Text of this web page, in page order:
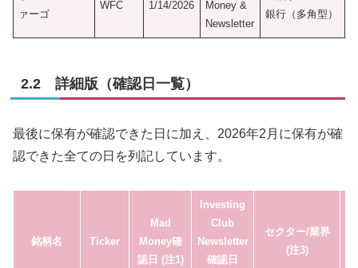
ァーゴ
WFC 1/14/2026
Money &
Newsletter
銀行（多角型）
2.2 詳細版（確認日一覧）
最後に保有が確認できた日に加え、2026年2月に保有が確
認できた全ての日を列記しています。
銘柄名 Ticker
Mad
Money確
認日 (注1)
Investing
Club
Newsletter
確認日
セクター/業界
(注3)